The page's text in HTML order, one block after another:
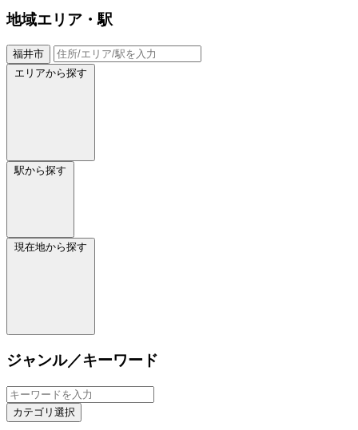
地域エリア・駅
福井市
エリアから探す
駅から探す
現在地から探す
ジャンル／キーワード
カテゴリ選択